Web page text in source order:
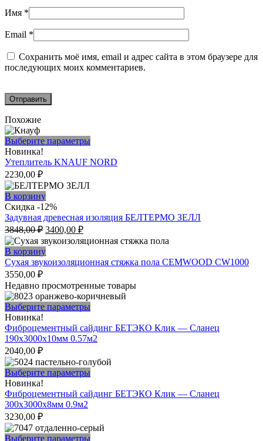
Имя *
Email *
Сохранить моё имя, email и адрес сайта в этом браузере для
последующих моих комментариев.
Похожие
Выберите параметры
имеет
выбрать
на
товара.
Новинка!
Утеплитель KNAUF NORD
2230,00 ₽
В корзину
Скидка -12%
Задувная древесная изоляция БЕЛТЕРМО ЗЕЛЛ
3848,00₽ Первоначальная
цена
составляла
3848,00 ₽.
3400,00 ₽Текущая
цена:
В корзину
Сухая звукоизоляционная стяжка пола CEMWOOD CW1000
3550,00 ₽
Недавно просмотренные товары
Выберите параметры
имеет
несколько
Опции
можно
выбрать
на
странице
Новинка!
Фиброцементный сайдинг БЕТЭКО Клик — Сланец
190х3000х10мм 0.57м2
2040,00 ₽
Выберите параметры
имеет
Опции
можно
Новинка!
Фиброцементный сайдинг БЕТЭКО Клик — Сланец
300х3000х8мм 0.9м2
3230,00 ₽
Выберите параметры